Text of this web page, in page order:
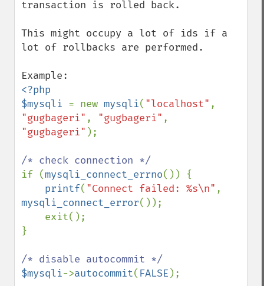
transaction is rolled back.
This might occupy a lot of ids if a
lot of rollbacks are performed.
<?php
$mysqli = new mysqli( "localhost"
"gugbageri" , "gugbageri"
"gugbageri" );
if (mysqli_connect_errno()) {
printf( "Connect failed: %s\n"
mysqli_connect_error());
}
$mysqli->autocommit( FALSE );